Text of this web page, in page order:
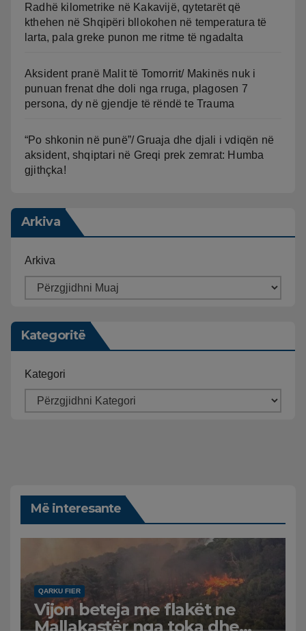
Radhë kilometrike në Kakavijë, qytetarët që
kthehen në Shqipëri bllokohen në temperatura të
larta, pala greke punon me ritme të ngadalta
Aksident pranë Malit të Tomorrit/ Makinës nuk i
punuan frenat dhe doli nga rruga, plagosen 7
persona, dy në gjendje të rëndë te Trauma
“Po shkonin në punë”/ Gruaja dhe djali i vdiqën në
aksident, shqiptari në Greqi prek zemrat: Humba
gjithçka!
Arkiva
Arkiva
Kategoritë
Kategori
Më interesante
QARKU FIER
Vijon beteja me flakët ne
Mallakastër nga toka dhe